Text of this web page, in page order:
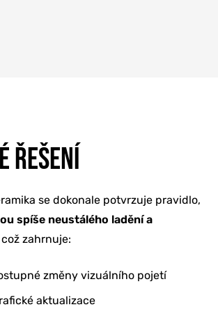
ŘEŠENÍ
se dokonale potvrzuje pravidlo,
spíše neustálého ladění a
což zahrnuje:
změny vizuálního pojetí
aktualizace